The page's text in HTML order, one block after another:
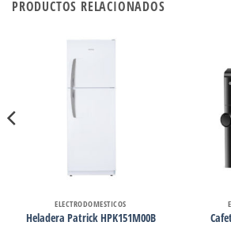
PRODUCTOS RELACIONADOS
ELECTRODOMESTICOS
Heladera Patrick HPK151M00B